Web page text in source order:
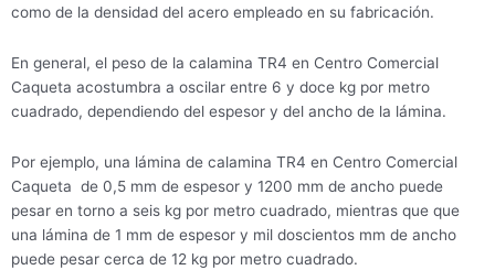
como de la densidad del acero empleado en su fabricación.
En general, el peso de la calamina TR4 en Centro Comercial
Caqueta acostumbra a oscilar entre 6 y doce kg por metro
cuadrado, dependiendo del espesor y del ancho de la lámina.
Por ejemplo, una lámina de calamina TR4 en Centro Comercial
Caqueta de 0,5 mm de espesor y 1200 mm de ancho puede
pesar en torno a seis kg por metro cuadrado, mientras que que
una lámina de 1 mm de espesor y mil doscientos mm de ancho
puede pesar cerca de 12 kg por metro cuadrado.